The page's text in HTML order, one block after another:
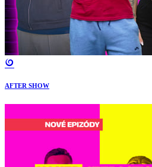
AFTER SHOW